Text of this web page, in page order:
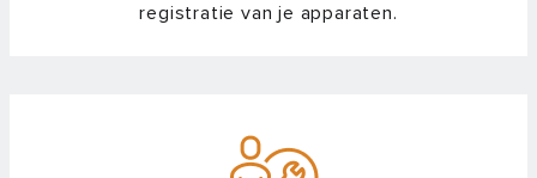
registratie van je apparaten.